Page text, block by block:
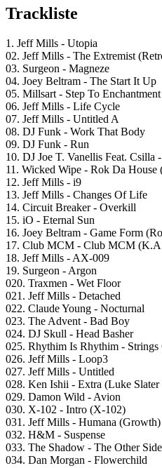
Trackliste
1. Jeff Mills - Utopia
02. Jeff Mills - The Extremist
03. Surgeon - Magneze
04. Joey Beltram - The Start It Up
05. Millsart - Step To
06. Jeff Mills - Life Cycle
07. Jeff Mills - Untitled A
08. DJ Funk - Work That Body
09. DJ Funk - Run
10. DJ Joe T. Vanellis Feat.
11. Wicked Wipe - Rok Da
12. Jeff Mills - i9
13. Jeff Mills - Changes Of Life
14. Circuit Breaker - Overkill
15. iO - Eternal Sun
16. Joey Beltram - Game Form
17. Club MCM - Club MCM
18. Jeff Mills - AX-009
19. Surgeon - Argon
020. Traxmen - Wet Floor
021. Jeff Mills - Detached
022. Claude Young - Nocturnal
023. The Advent - Bad Boy
024. DJ Skull - Head Basher
025. Rhythim Is Rhythim -
026. Jeff Mills - Loop3
027. Jeff Mills - Untitled
028. Ken Ishii - Extra (Luke
029. Damon Wild - Avion
030. X-102 - Intro (X-102)
031. Jeff Mills - Humana (Growth)
032. H&M - Suspense
033. The Shadow - The Other Side
034. Dan Morgan - Flowerchild